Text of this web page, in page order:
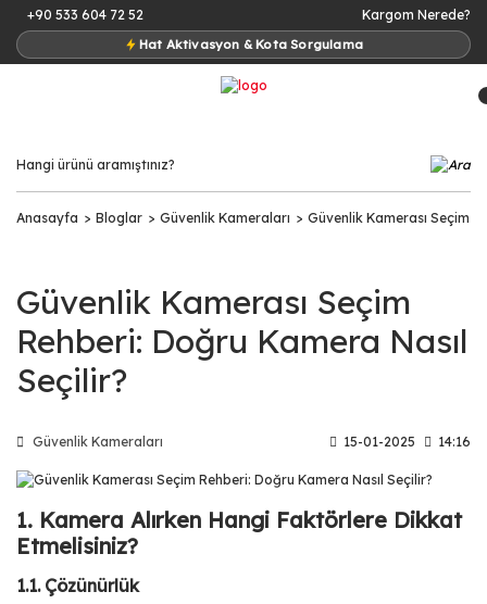
+90 533 604 72 52
Hat Aktivasyon & Kota Sorgulama
Kargom Nerede?
Anasayfa Bloglar Güvenlik Kameraları Güvenlik Kamerası Seçim
Güvenlik Kamerası Seçim
Rehberi: Doğru Kamera Nasıl
Seçilir?
Güvenlik Kameraları 15-01-2025 14:16
1. Kamera Alırken Hangi Faktörlere Dikkat
Etmelisiniz?
1.1. Çözünürlük